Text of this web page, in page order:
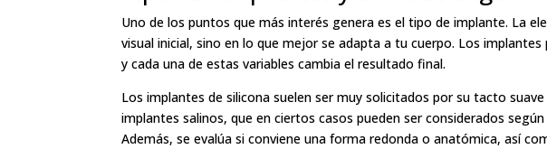
Uno de los puntos que más interés genera es el tipo de implante. La
visual inicial, sino en lo que mejor se adapta a tu cuerpo. Los
y cada una de estas variables cambia el resultado final.
Los implantes de silicona suelen ser muy solicitados por su tacto
implantes salinos, que en ciertos casos pueden ser considerados
Además, se evalúa si conviene una forma redonda o anatómica, así